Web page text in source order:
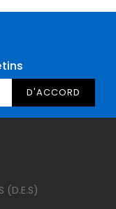
(D.E.S)